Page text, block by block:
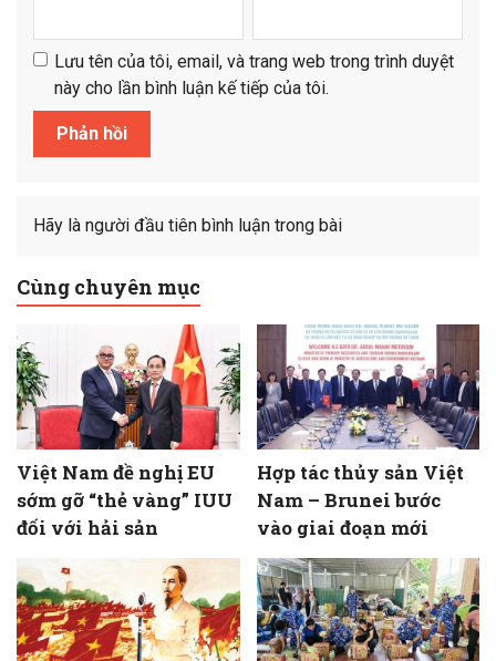
Lưu tên của tôi, email, và trang web trong trình duyệt
này cho lần bình luận kế tiếp của tôi.
Hãy là người đầu tiên bình luận trong bài
Cùng chuyên mục
Việt Nam đề nghị EU
sớm gỡ “thẻ vàng” IUU
đối với hải sản
Hợp tác thủy sản Việt
Nam – Brunei bước
vào giai đoạn mới